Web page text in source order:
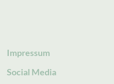
Impressum
Social Media